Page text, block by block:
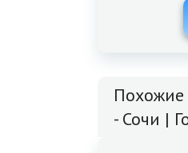
- Сочи |